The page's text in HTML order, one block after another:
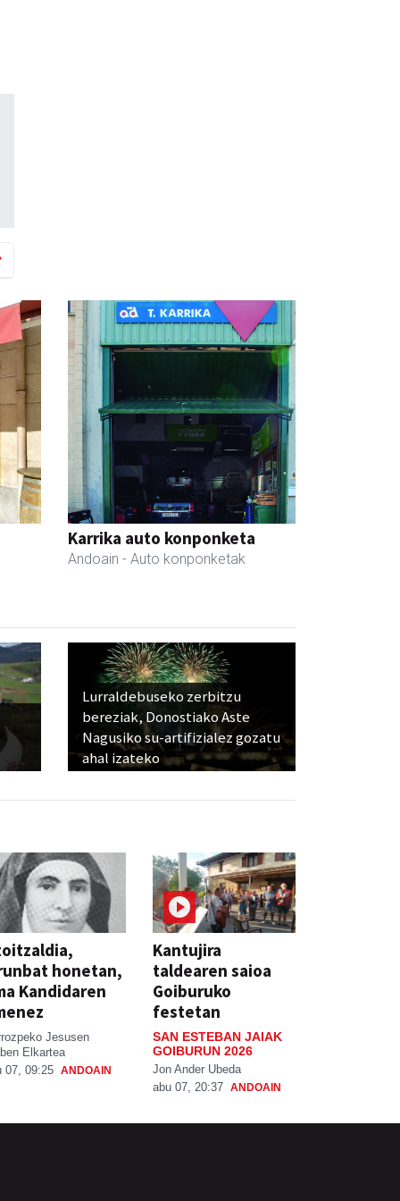
Karrika auto konponketa
Andoain - Auto konponketak
Lurraldebuseko zerbitzu
bereziak, Donostiako Aste
Nagusiko su-artifizialez gozatu
ahal izateko
honetan,
Kandidaren
Jesusen
Elkartea
07, 09:25 ANDOAIN
Kantujira
taldearen saioa
Goiburuko
festetan
SAN ESTEBAN JAIAK
GOIBURUN 2026
Jon Ander Ubeda
abu 07, 20:37 ANDOAIN